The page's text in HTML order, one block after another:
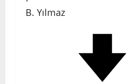
B. Yılmaz